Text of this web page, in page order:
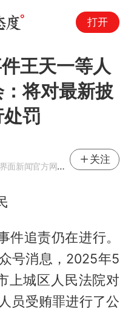
打开
王天一等人
将对最新披
罚
面新闻官方网易号
关注
件追责仍在进行。
号消息，2025年5
上城区人民法院对
员受贿罪进行了公